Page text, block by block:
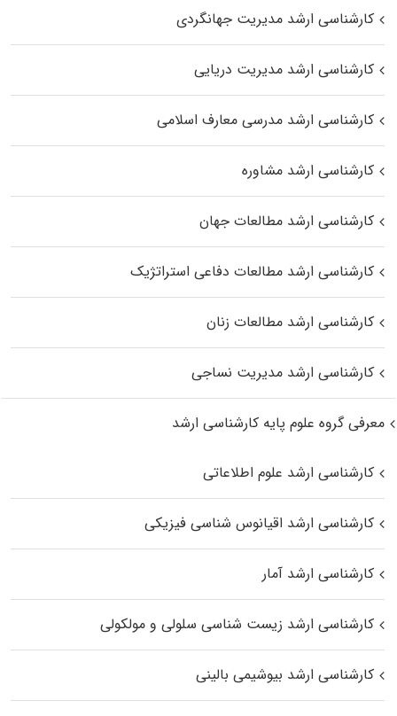
کارشناسی ارشد مدیریت جهانگردی
کارشناسی ارشد مدیریت دریایی
کارشناسی ارشد مدرسی معارف اسلامی
کارشناسی ارشد مشاوره
کارشناسی ارشد مطالعات جهان
کارشناسی ارشد مطالعات دفاعی استراتژیک
کارشناسی ارشد مطالعات زنان
کارشناسی ارشد مدیریت نساجی
معرفی گروه علوم پایه کارشناسی ارشد
کارشناسی ارشد علوم اطلاعاتی
کارشناسی ارشد اقیانوس‌ شناسی فیزیکی
کارشناسی ارشد آمار
کارشناسی ارشد زیست شناسی سلولی و مولکولی
کارشناسی ارشد بیوشیمی بالینی